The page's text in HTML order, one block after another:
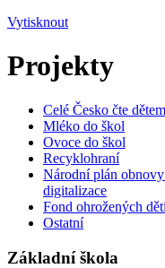
Vytisknout
Projekty
Celé Česko čte dětem
Mléko do škol
Ovoce do škol
Recyklohraní
Národní plán
digitalizace
Fond ohrožených
Ostatní
Základní škola